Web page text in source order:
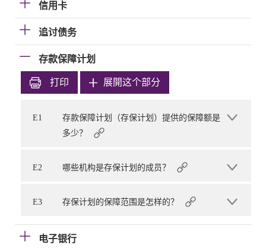
信用卡
追讨债务
存款保障计划
打印 展開这个部分
E1
存款保障计划（存保计划）提供的保障额是
多少？
E2 哪些机构是存保计划的成员？
E3 存保计划的保障范围是怎样的？
电子银行